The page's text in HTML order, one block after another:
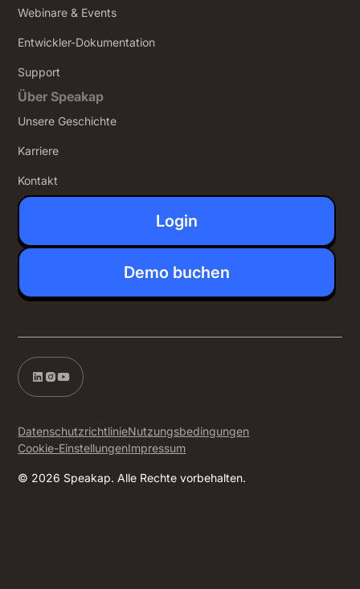
Webinare & Events
Entwickler-Dokumentation
Support
Über Speakap
Unsere Geschichte
Karriere
Kontakt
Login
Demo buchen
© 2026 Speakap. Alle Rechte vorbehalten.
DatenschutzrichtlinieNutzungsbedingungen
Cookie-EinstellungenImpressum